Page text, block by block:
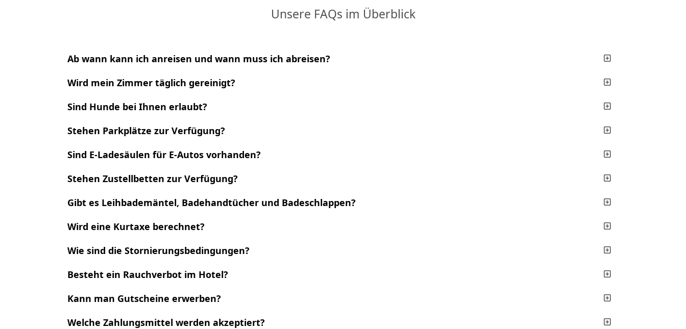
Bis Online buchen & bis zu 25% sparen!
Unsere FAQs im Überblick
Ab wann kann ich anreisen und wann muss ich abreisen?
Wird mein Zimmer täglich gereinigt?
Sind Hunde bei Ihnen erlaubt?
Stehen Parkplätze zur Verfügung?
Sind E-Ladesäulen für E-Autos vorhanden?
Stehen Zustellbetten zur Verfügung?
Gibt es Leihbademäntel, Badehandtücher und Badeschlappen?
Wird eine Kurtaxe berechnet?
Wie sind die Stornierungsbedingungen?
Besteht ein Rauchverbot im Hotel?
Kann man Gutscheine erwerben?
Welche Zahlungsmittel werden akzeptiert?